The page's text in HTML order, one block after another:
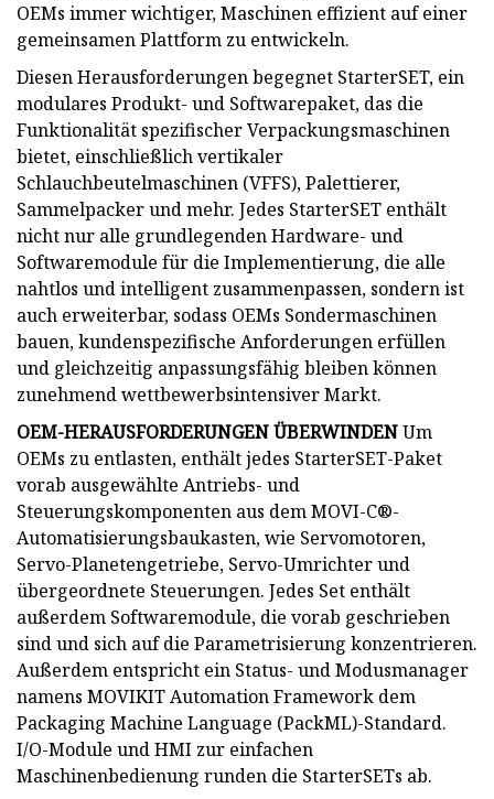
OEMs immer wichtiger, Maschinen effizient auf einer
gemeinsamen Plattform zu entwickeln.
Diesen Herausforderungen begegnet StarterSET, ein
modulares Produkt- und Softwarepaket, das die
Funktionalität spezifischer Verpackungsmaschinen
bietet, einschließlich vertikaler
Schlauchbeutelmaschinen (VFFS), Palettierer,
Sammelpacker und mehr. Jedes StarterSET enthält
nicht nur alle grundlegenden Hardware- und
Softwaremodule für die Implementierung, die alle
nahtlos und intelligent zusammenpassen, sondern ist
auch erweiterbar, sodass OEMs Sondermaschinen
bauen, kundenspezifische Anforderungen erfüllen
und gleichzeitig anpassungsfähig bleiben können
zunehmend wettbewerbsintensiver Markt.
OEM-HERAUSFORDERUNGEN ÜBERWINDENUm
OEMs zu entlasten, enthält jedes StarterSET-Paket
vorab ausgewählte Antriebs- und
Steuerungskomponenten aus dem MOVI-C®-
Automatisierungsbaukasten, wie Servomotoren,
Servo-Planetengetriebe, Servo-Umrichter und
übergeordnete Steuerungen. Jedes Set enthält
außerdem Softwaremodule, die vorab geschrieben
sind und sich auf die Parametrisierung konzentrieren.
Außerdem entspricht ein Status- und Modusmanager
namens MOVIKIT Automation Framework dem
Packaging Machine Language (PackML)-Standard.
I/O-Module und HMI zur einfachen
Maschinenbedienung runden die StarterSETs ab.